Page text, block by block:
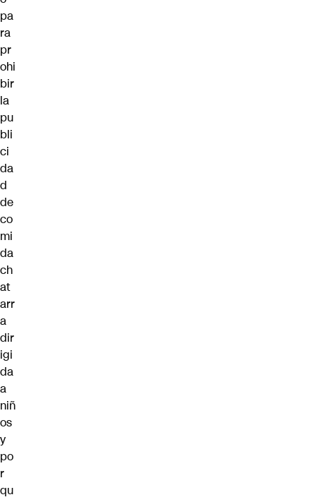
pa
ra
pr
ohi
bir
la
pu
bli
ci
da
d
de
co
mi
da
ch
at
arr
a
dir
igi
da
a
niñ
os
y
po
r
qu